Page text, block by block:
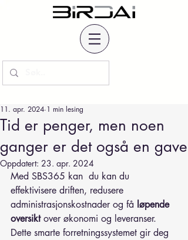
Tid er penger, men noen
ganger er det også en gave
11. apr. 2024 1 min lesing
Oppdatert: 23. apr. 2024
Med SBS365 kan  du kan du
effektivisere driften, redusere
administrasjonskostnader og få løpende
oversikt over økonomi og leveranser.
Dette smarte forretningssystemet gir deg